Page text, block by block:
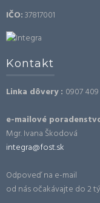
IČO:37817001
Kontakt
Linka dôvery : 0907
e-mailové
Mgr. Ivana Škodová
integra@fost.sk
Odpoveď na e-mail
od nás očakávajte do 2